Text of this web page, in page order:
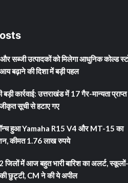
सब्जी उत्पादकों को मिलेगा आधुनिक कोल्ड
बढ़ाने की दिशा में बड़ी पहल
बड़ी कार्रवाई: उत्तराखंड में 17 गैर-मान्यता प्राप्त
सूची से हटाए गए
हुआ Yamaha R15 V4 और MT-15 का
कीमत 1.76 लाख रुपये
जिलों में आज बहुत भारी बारिश का अलर्ट, स्कूलों-
छुट्टी, CM ने की ये अपील